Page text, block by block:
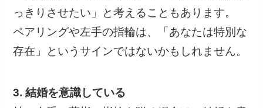
っきりさせたい」と考えることもあります。
ペアリングや左手の指輪は、「あなたは特別な
存在」というサインではないかもしれません。
3. 結婚を意識している